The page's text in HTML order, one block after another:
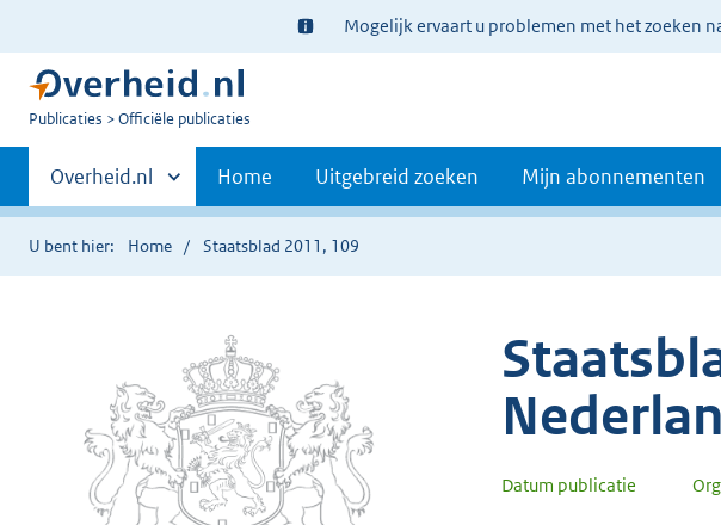
Ter
informatie:
Mogelijk ervaart u problemen met het zoeken
U
Publicaties Officiële publicaties
Primaire
navigatie
Andere
sites
binnen
Overheid.nl Home Uitgebreid zoeken Mijn abonnementen
U bent hier: Home Staatsblad 2011, 109
Datum publicatie